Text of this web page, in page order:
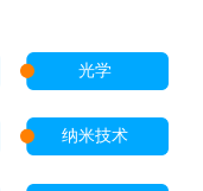
光学
纳米技术